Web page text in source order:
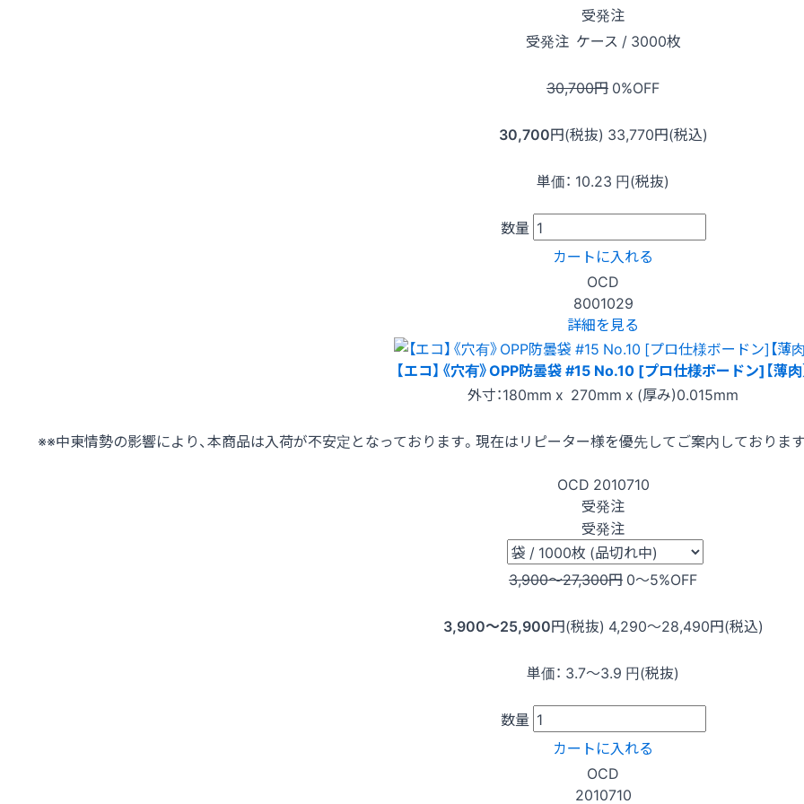
受発注
受発注 ケース / 3000枚
30,700円 0%OFF
30,700円(税抜) 33,770円(税込)
単価： 10.23 円(税抜)
数量
カートに入れる
OCD
8001029
詳細を見る
【エコ】《穴有》OPP防曇袋 #15 No.10 [プロ仕様ボードン]【薄肉
外寸：180mm x 270mm x (厚み)0.015mm
※※中東情勢の影響により、本商品は入荷が不安定となっております。現在はリピーター様を優先してご案内しており
OCD 2010710
受発注
受発注
3,900〜27,300円 0〜5%OFF
3,900〜25,900円(税抜) 4,290〜28,490円(税込)
単価： 3.7〜3.9 円(税抜)
数量
カートに入れる
OCD
2010710